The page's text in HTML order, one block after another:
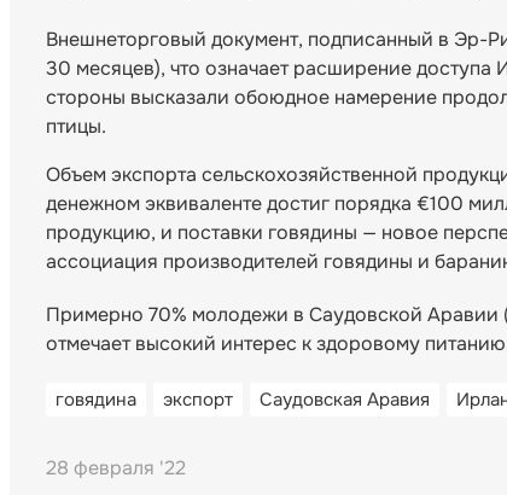
Внешнеторговый документ, подписанный в Эр-
30 месяцев), что означает расширение
стороны высказали обоюдное намерение
птицы.
Объем экспорта сельскохозяйственной
денежном эквиваленте достиг порядка €100
продукцию, и поставки говядины — новое
ассоциация производителей говядины и
Примерно 70% молодежи в Саудовской Аравии
отмечает высокий интерес к здоровому
говядина экспорт Саудовская Аравия
28 февраля '22